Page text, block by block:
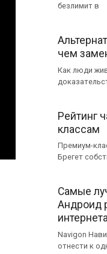
безлимит в
чем
Как люди
Рейтинг
классам
Премиум-
Брегет
Самые
Андроид
интернета
Navigon
отнести к